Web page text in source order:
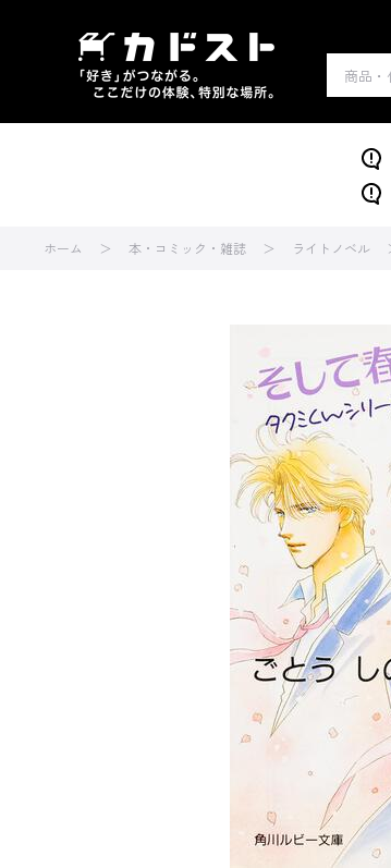
ホーム 本・コミック・雑誌 ライトノベル